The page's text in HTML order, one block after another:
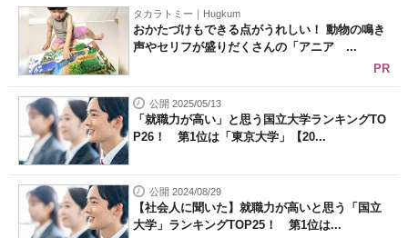
タカラトミー｜Hugkum
おかたづけもできる点がうれしい！ 動物の鳴き
声やセリフが盛りだくさんの「アニア ...
PR
公開 2025/05/13
「就職力が高い」と思う国立大学ランキングTO
P26！ 第1位は「東京大学」【20...
公開 2024/08/29
【社会人に聞いた】就職力が高いと思う「国立
大学」ランキングTOP25！ 第1位は...